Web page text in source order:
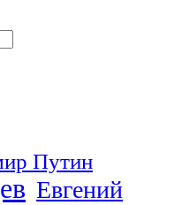
Путин
Евгений